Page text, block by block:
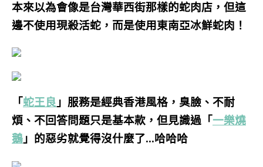
本來以為會像是台灣華西街那樣的蛇肉店，但這
邊不使用現殺活蛇，而是使用東南亞冰鮮蛇肉！
「蛇王良 」服務是經典香港風格，臭臉、不耐
煩、不回答問題只是基本款，但見識過「一樂燒
鵝 」的惡劣就覺得沒什麼了…哈哈哈